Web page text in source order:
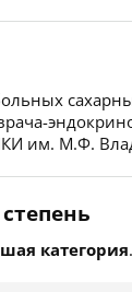
им. М.Ф.
категория.